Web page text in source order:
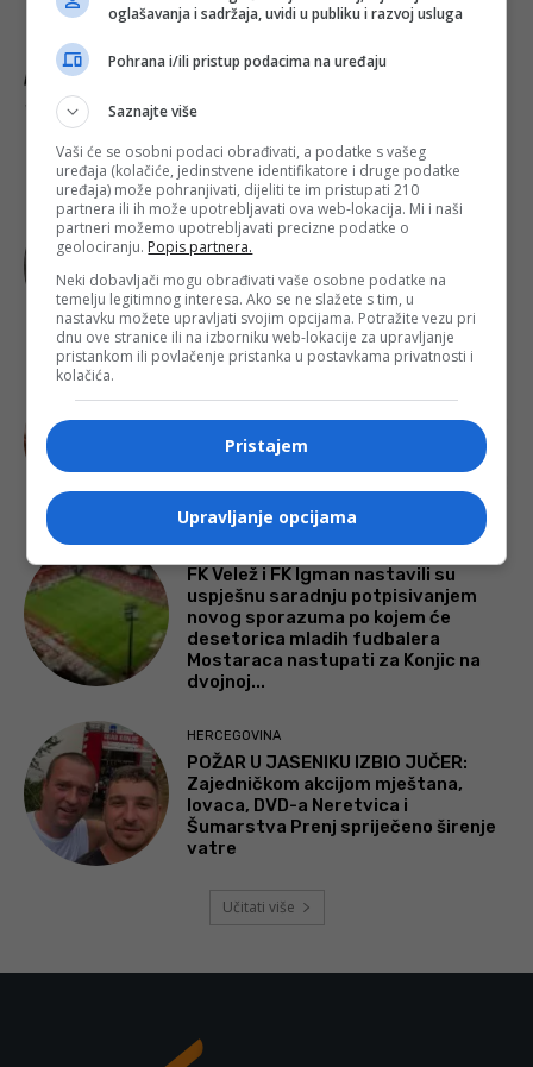
Novalić (Huso) Ibrahim
BOSNA I HERCEGOVINA
TEŠKA TRAGEDIJA KOD BANJALUKE:
osoba povrijeđena u stravičnoj
nesreći u Potkozarju!
Sutra počinje isplata julskih naknada
za više od 50.000 osoba s
invaliditetom u Federaciji BiH, za
BOSNA I HERCEGOVINA
FK Velež i FK Igman nastavili su
uspješnu saradnju potpisivanjem
novog sporazuma po kojem će
desetorica mladih fudbalera
Mostaraca nastupati za Konjic na
dvojnoj...
HERCEGOVINA
POŽAR U JASENIKU IZBIO JUČER:
Zajedničkom akcijom mještana,
lovaca, DVD-a Neretvica i
Šumarstva Prenj spriječeno širenje
vatre
Učitati više
oglašavanja i sadržaja, uvidi u publiku i razvoj usluga
Pohrana i/ili pristup podacima na uređaju
Saznajte više
Vaši će se osobni podaci obrađivati, a podatke s vašeg
uređaja (kolačiće, jedinstvene identifikatore i druge podatke
uređaja) može pohranjivati, dijeliti te im pristupati 210
partnera ili ih može upotrebljavati ova web-lokacija. Mi i naši
partneri možemo upotrebljavati precizne podatke o
geolociranju. Popis partnera.
Neki dobavljači mogu obrađivati vaše osobne podatke na
temelju legitimnog interesa. Ako se ne slažete s tim, u
nastavku možete upravljati svojim opcijama. Potražite vezu pri
dnu ove stranice ili na izborniku web-lokacije za upravljanje
pristankom ili povlačenje pristanka u postavkama privatnosti i
kolačića.
Pristajem
Upravljanje opcijama